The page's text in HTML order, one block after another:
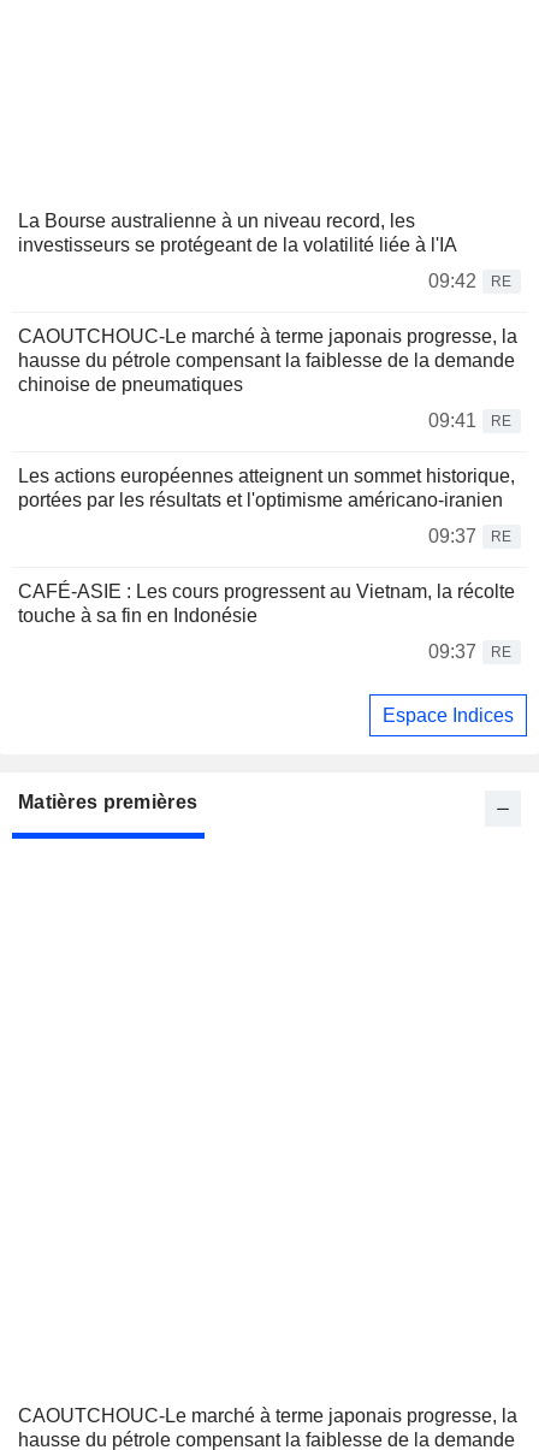
La Bourse australienne à un niveau record, les
investisseurs se protégeant de la volatilité liée à l'IA
09:42
RE
CAOUTCHOUC-Le marché à terme japonais progresse, la
hausse du pétrole compensant la faiblesse de la demande
chinoise de pneumatiques
09:41
RE
Les actions européennes atteignent un sommet historique,
portées par les résultats et l'optimisme américano-iranien
09:37
RE
CAFÉ-ASIE : Les cours progressent au Vietnam, la récolte
touche à sa fin en Indonésie
09:37
RE
Espace Indices
Matières premières
CAOUTCHOUC-Le marché à terme japonais progresse, la
hausse du pétrole compensant la faiblesse de la demande